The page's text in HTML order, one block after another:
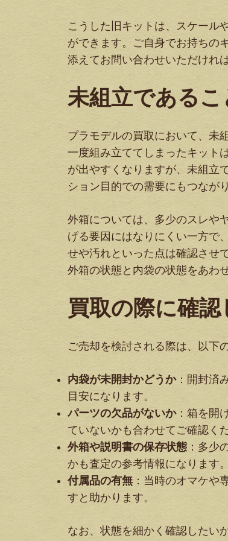
こうした旧キットは、スケール
ができます。ご自身でお持ちの
添えてお問い合わせいただけれ
未組立である
プラモデルの買取において、未
一度組み立ててしまったキット
が出やすくなりますが、未組立
ション目的での需要にもつなが
外箱については、多少のスレや
げる要因にはなりにくい一方で
せや汚れといった点は確認させ
外箱の状態と内袋の状態をあわ
買取の際に確
ご売却を検討される際は、以下
内袋が未開封かどうか：開封済
目安になります。
パーツの欠品がないか：箱を開
ていないかも合わせてご確認く
外箱や説明書の保存状態 ：多少
かも査定の参考情報になります。
付属品の有無 ：当時のオマケや
すと助かります。
なお、状態を細かく確認したい